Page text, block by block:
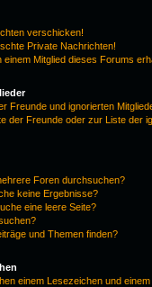
verschicken!
Private Nachrichten!
Mitglied dieses Forums
Freunde und ignorierten
der Freunde oder zur Liste der
Foren durchsuchen?
keine Ergebnisse?
eine leere Seite?
und Themen finden?
einem Lesezeichen und